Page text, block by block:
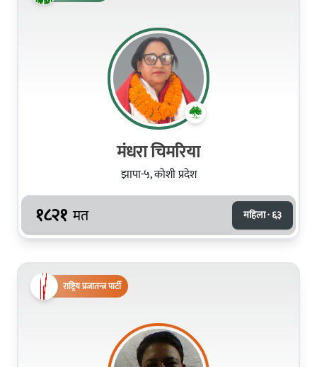
मंधरा चिमरिया
झापा-५, कोशी प्रदेश
१८२१ मत महिला · ६३
राष्ट्रिय प्रजातन्त्र पार्टी